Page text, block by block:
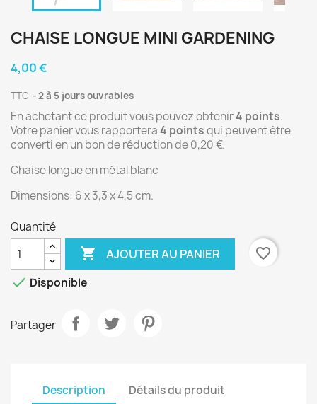
CHAISE LONGUE MINI GARDENING
4,00 €
TTC 2 à 5 jours ouvrables
En achetant ce produit vous pouvez obtenir4 points.
Votre panier vous rapportera4 pointsqui peuvent être
converti en un bon de réduction de0,20 €.
Chaise longue en métal blanc
Dimensions: 6 x 3,3 x 4,5 cm.
Quantité
 AJOUTER AU PANIER
favorite_border
 Disponible
Partager
Description
Détails du produit